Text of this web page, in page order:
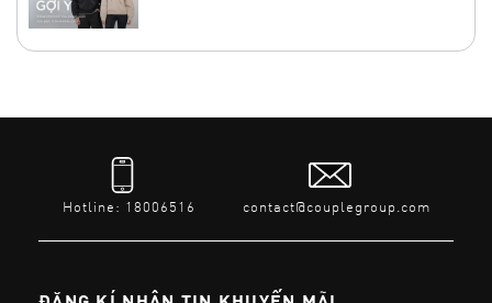
Hotline: 18006516 contact@couplegroup.com